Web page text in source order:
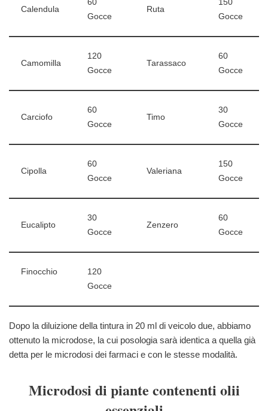
Calendula
60
Gocce
Ruta
150
Gocce
Camomilla
120
Gocce
Tarassaco
60
Gocce
Carciofo
60
Gocce
Timo
30
Gocce
Cipolla
60
Gocce
Valeriana
150
Gocce
Eucalipto
30
Gocce
Zenzero
60
Gocce
Finocchio
120
Gocce
Dopo la diluizione della tintura in 20 ml di veicolo due, abbiamo
ottenuto la microdose, la cui posologia sarà identica a quella già
detta per le microdosi dei farmaci e con le stesse modalità.
Microdosi di piante contenenti olii